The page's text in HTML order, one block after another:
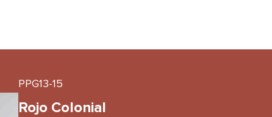
PPG13-15
Rojo Colonial